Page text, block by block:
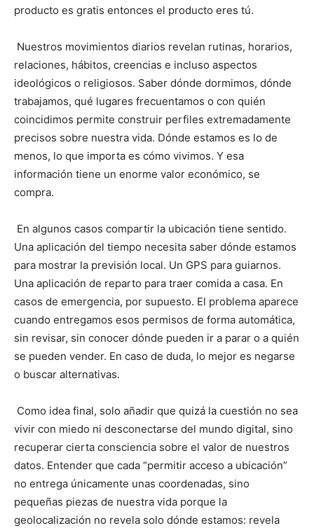
producto es gratis entonces el producto eres tú.
Nuestros movimientos diarios revelan rutinas, horarios,
relaciones, hábitos, creencias e incluso aspectos
ideológicos o religiosos. Saber dónde dormimos, dónde
trabajamos, qué lugares frecuentamos o con quién
coincidimos permite construir perfiles extremadamente
precisos sobre nuestra vida. Dónde estamos es lo de
menos, lo que importa es cómo vivimos. Y esa
información tiene un enorme valor económico, se
compra.
En algunos casos compartir la ubicación tiene sentido.
Una aplicación del tiempo necesita saber dónde estamos
para mostrar la previsión local. Un GPS para guiarnos.
Una aplicación de reparto para traer comida a casa. En
casos de emergencia, por supuesto. El problema aparece
cuando entregamos esos permisos de forma automática,
sin revisar, sin conocer dónde pueden ir a parar o a quién
se pueden vender. En caso de duda, lo mejor es negarse
o buscar alternativas.
Como idea final, solo añadir que quizá la cuestión no sea
vivir con miedo ni desconectarse del mundo digital, sino
recuperar cierta consciencia sobre el valor de nuestros
datos. Entender que cada “permitir acceso a ubicación”
no entrega únicamente unas coordenadas, sino
pequeñas piezas de nuestra vida porque la
geolocalización no revela solo dónde estamos: revela